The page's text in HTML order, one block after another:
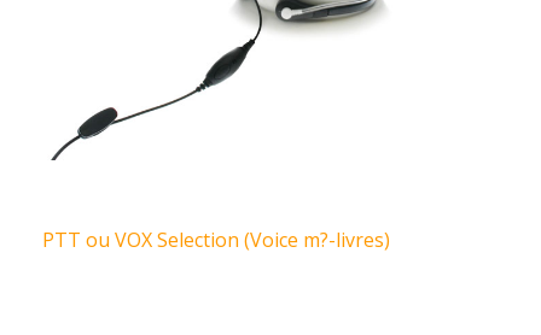
PTT ou VOX Selection (Voice m?-livres)